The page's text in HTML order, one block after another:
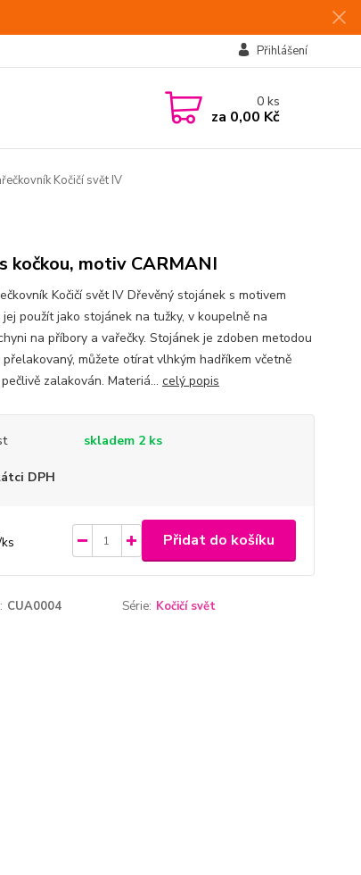
Přihlášení
0ks
za 0,00 Kč
Kočičí svět IV
kočkou, motiv CARMANI
Kočičí svět IV Dřevěný stojánek s motivem
jej použít jako stojánek na tužky, v koupelně na
na příbory a vařečky. Stojánek je zdoben metodou
můžete otírat vlhkým hadříkem včetně
zalakován. Materiá... celý popis
skladem 2 ks
DPH
ks Přidat do košíku
CUA0004 Série: Kočičí svět